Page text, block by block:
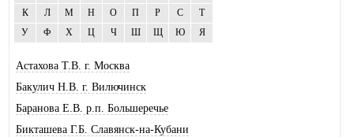
К
Л М Н О П Р С
Т
У
Ф Х Ц Ч Ш Щ Ю Я
Астахова Т.В. г. Москва
Бакулич Н.В. г. Вилючинск
Баранова Е.В. р.п. Большеречье
Бикташева Г.Б. Славянск-на-Кубани